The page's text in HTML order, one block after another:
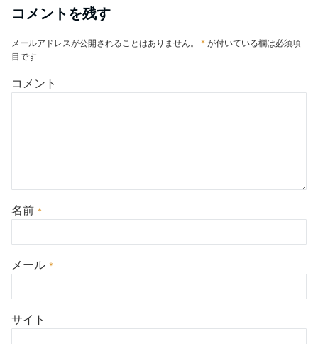
コメントを残す
メールアドレスが公開されることはありません。 * が付いている欄は必須項
目です
コメント
名前 *
メール *
サイト